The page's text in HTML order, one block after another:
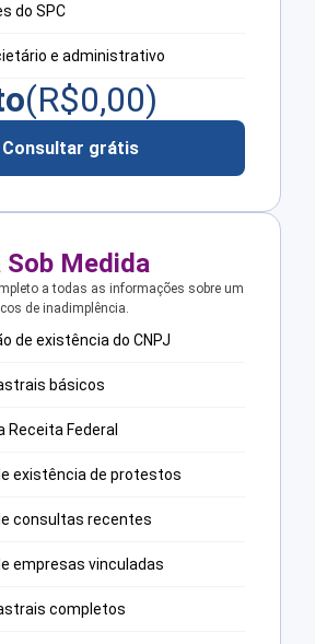
do SPC
e administrativo
(R$0,00)
Consultar grátis
Sob Medida
a todas as informações sobre um
de inadimplência.
de existência do CNPJ
básicos
Receita Federal
existência de protestos
consultas recentes
empresas vinculadas
completos